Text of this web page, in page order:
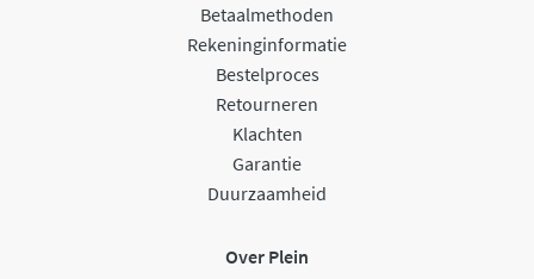
Betaalmethoden
Rekeninginformatie
Bestelproces
Retourneren
Klachten
Garantie
Duurzaamheid
Over Plein